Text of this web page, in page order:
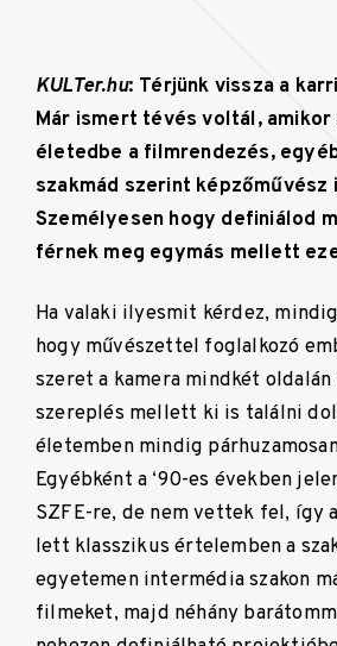
KULTer.hu: Térjünk vissza a
Már ismert tévés voltál,
életedbe a filmrendezés,
szakmád szerint képzőművész
Személyesen hogy definiálod
férnek meg egymás mellett
Ha valaki ilyesmit kérdez,
hogy művészettel foglalkozó
szeret a kamera mindkét oldalán
szereplés mellett ki is találni
életemben mindig
Egyébként a ‘90-es években
SZFE-re, de nem vettek fel, így
lett klasszikus értelemben a
egyetemen intermédia szakon
filmeket, majd néhány